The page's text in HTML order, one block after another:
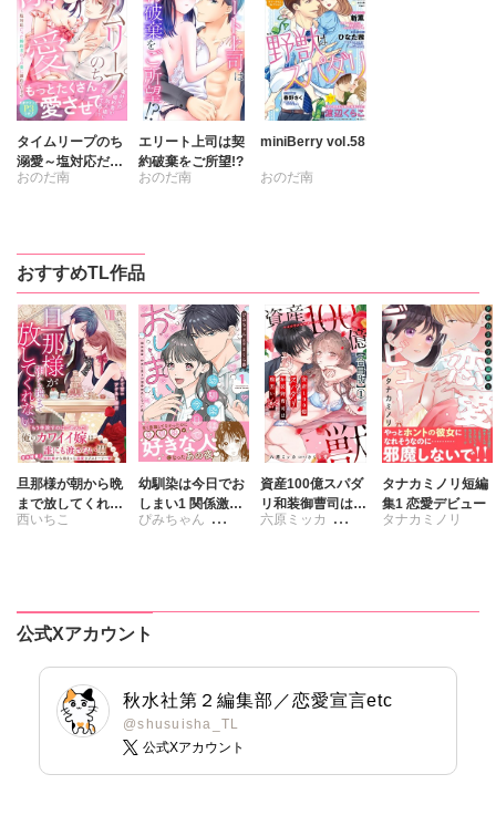
タイムリープのち
溺愛～塩対応だっ
た婚約者からの愛
おのだ南
エリート上司は契
約破棄をご所望!?
おのだ南
miniBerry vol.58
おのだ南
渡辺くらこ
日浦亜紀
さんかく
おすすめTL作品
旦那様が朝から晩
まで放してくれな
いⅧ エッチで甘い
西いちこ
幼馴染は今日でお
しまい1 関係激
変。仲良し男子が
ぴみちゃん
資産100億スパダ
リ和装御曹司は腹
黒い獣～イジワル
六原ミッカ
タナカミノリ短編
集1 恋愛デビュー
タナカミノリ
公式Xアカウント
秋水社第２編集部／恋愛宣言etc
@shusuisha_TL
公式Xアカウント